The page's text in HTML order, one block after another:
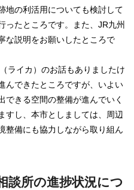
地の利活用についても検討して
ったところです。また、JR九州
な説明をお願いしたところで
ライカ）のお話もありましたけ
んできたところですが、いよい
できる空間の整備が進んでいく
すし、本市としましては、周辺
整備にも協力しながら取り組ん
談所の進捗状況につ